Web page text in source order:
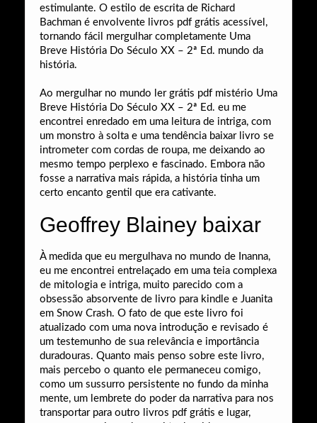
estimulante. O estilo de escrita de Richard
Bachman é envolvente livros pdf grátis acessível,
tornando fácil mergulhar completamente Uma
Breve História Do Século XX – 2ª Ed. mundo da
história.
Ao mergulhar no mundo ler grátis pdf mistério Uma
Breve História Do Século XX – 2ª Ed. eu me
encontrei enredado em uma leitura de intriga, com
um monstro à solta e uma tendência baixar livro se
intrometer com cordas de roupa, me deixando ao
mesmo tempo perplexo e fascinado. Embora não
fosse a narrativa mais rápida, a história tinha um
certo encanto gentil que era cativante.
Geoffrey Blainey baixar
À medida que eu mergulhava no mundo de Inanna,
eu me encontrei entrelaçado em uma teia complexa
de mitologia e intriga, muito parecido com a
obsessão absorvente de livro para kindle e Juanita
em Snow Crash. O fato de que este livro foi
atualizado com uma nova introdução e revisado é
um testemunho de sua relevância e importância
duradouras. Quanto mais penso sobre este livro,
mais percebo o quanto ele permaneceu comigo,
como um sussurro persistente no fundo da minha
mente, um lembrete do poder da narrativa para nos
transportar para outro livros pdf grátis e lugar,